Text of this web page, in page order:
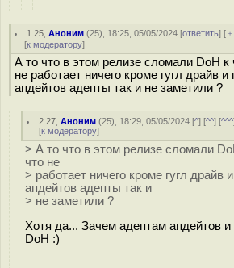
1.25 ,Аноним (25), 18:25, 05/05/2024 [ответить] [
[к модератору]
А то что в этом релизе сломали DoH к
не работает ничего кроме гугл драйв и
апдейтов адепты так и не заметили ?
2.27 ,Аноним (25), 18:29, 05/05/2024 [^] [^^] [^^^
[к модератору]
> А то что в этом релизе сломали
что не
> работает ничего кроме гугл драйв
апдейтов адепты так и
> не заметили ?
Хотя да... Зачем адептам апдейтов
DoH :)